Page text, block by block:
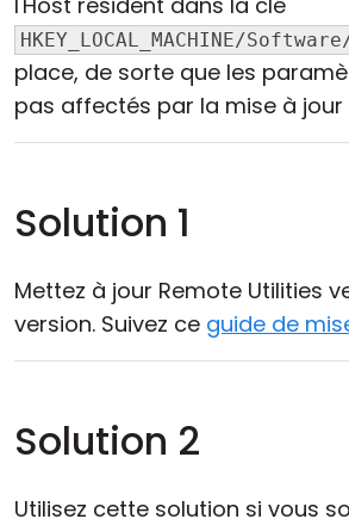
HKEY_LOCAL_MACHINE/
place, de sorte que les
pas affectés par la mise à jour
Solution 1
Mettez à jour Remote Utilities
version. Suivez ce guide de
Solution 2
Utilisez cette solution si vous